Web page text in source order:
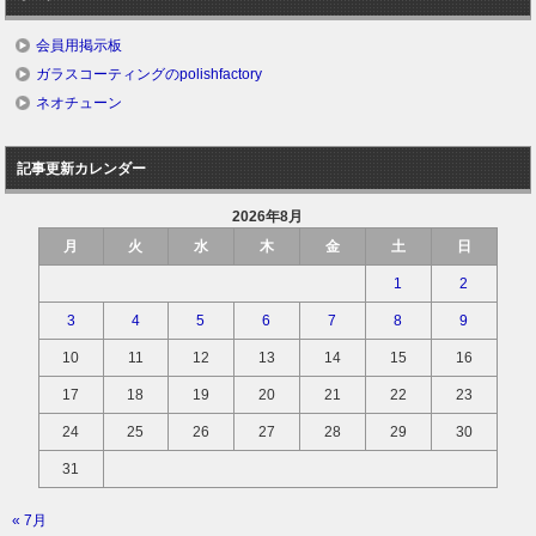
会員用掲示板
ガラスコーティングのpolishfactory
ネオチューン
記事更新カレンダー
2026年8月
月
火 水 木 金 土 日
1 2
3 4 5 6 7 8 9
10 11 12 13 14 15 16
17 18 19 20 21 22 23
24 25 26 27 28 29 30
31
« 7月